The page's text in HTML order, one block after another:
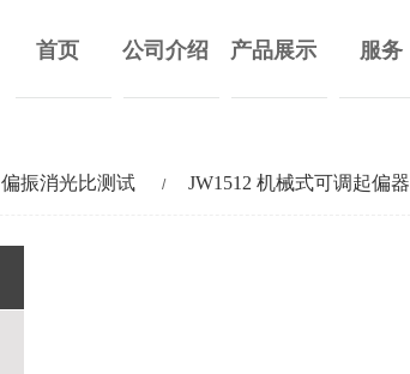
首页 公司介绍 产品展示 服务
偏振消光比测试 / JW1512 机械式可调起偏器